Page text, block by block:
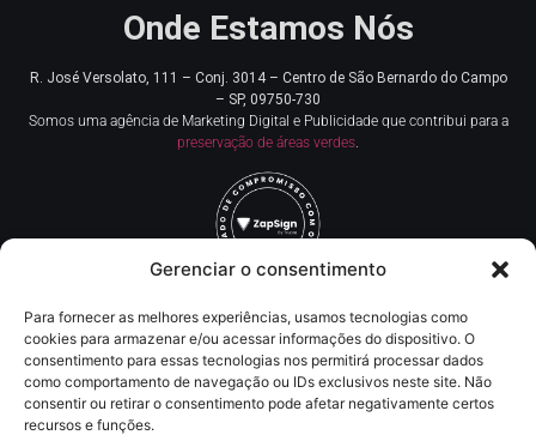
Gerenciar o consentimento
Para fornecer as melhores experiências, usamos tecnologias como
cookies para armazenar e/ou acessar informações do dispositivo. O
consentimento para essas tecnologias nos permitirá processar dados
como comportamento de navegação ou IDs exclusivos neste site. Não
consentir ou retirar o consentimento pode afetar negativamente certos
recursos e funções.
Onde Estamos Nós
R. José Versolato, 111 – Conj. 3014 – Centro de São Bernardo do Campo
– SP, 09750-730
Somos uma agência de Marketing Digital e Publicidade que contribui para a
preservação de áreas verdes
Redes Sociais
Contato